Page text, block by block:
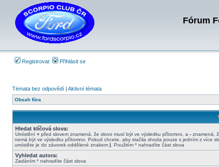
Fórum
Registrovat Přihlásit se
Témata bez odpovědí | Aktivní témata
Obsah fóra
Hledat klíčová slova:
Umístění + před slovem znamená, že slovo musí být ve výsledku přítomno, a - znamená,
nemá být ve výsledku přítomno. Pokud chcete, aby stačila shoda pouze s jedním z více
umístěte je do závorek oddělené znakem | . Použitím * nahradíte část slova
Vyhledat autora:
Zadáním * nahradíte část slova